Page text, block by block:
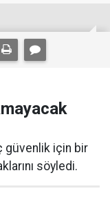
güvenlik için bir
söyledi.